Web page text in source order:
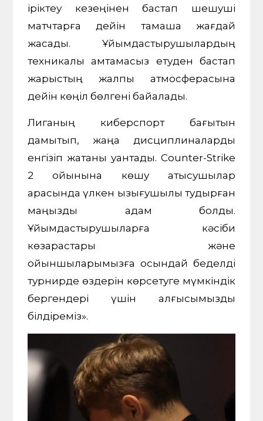
іріктеу кезеңінен бастап шешуші
матчтарға дейін тамаша жағдай
жасады. Ұйымдастырушылардың
техникалық қамтамасыз етуден бастап
жарыстың жалпы атмосферасына
дейін көңіл бөлгені байқалады.
Лиганың киберспорт бағытын
дамытып, жаңа дисциплиналарды
енгізіп жатқаны қуантады. Counter-Strike
2 ойынына көшу қатысушылар
арасында үлкен қызығушылық тудырған
маңызды қадам болды.
Ұйымдастырушыларға кәсіби
көзқарастары және
ойыншыларымызға осындай беделді
турнирде өздерін көрсетуге мүмкіндік
бергендері үшін алғысымызды
білдіреміз».